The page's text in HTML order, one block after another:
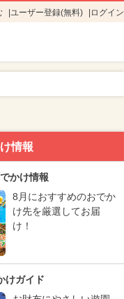
ユーザー登録(無料) ログイン
情報
かけ情報
8月におすすめのおでか
け先を厳選してお届
け！
けガイド